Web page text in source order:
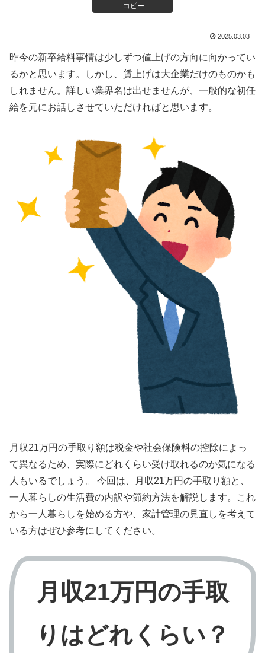
コピー
2025.03.03
昨今の新卒給料事情は少しずつ値上げの方向に向かってい
るかと思います。しかし、賃上げは大企業だけのものかも
しれません。詳しい業界名は出せませんが、一般的な初任
給を元にお話しさせていただければと思います。
月収21万円の手取り額は税金や社会保険料の控除によっ
て異なるため、実際にどれくらい受け取れるのか気になる
人もいるでしょう。 今回は、月収21万円の手取り額と、
一人暮らしの生活費の内訳や節約方法を解説します。これ
から一人暮らしを始める方や、家計管理の見直しを考えて
いる方はぜひ参考にしてください。
月収21万円の手取
りはどれくらい？